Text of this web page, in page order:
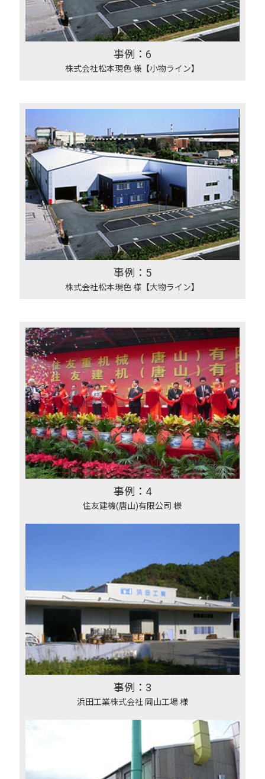
事例：6
株式会社松本現色 様【小物ライン】
事例：5
株式会社松本現色 様【大物ライン】
事例：4
住友建機(唐山)有限公司 様
事例：3
浜田工業株式会社 岡山工場 様